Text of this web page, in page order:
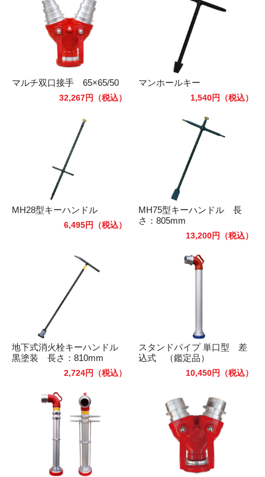
マルチ双口接手 65×65/50
32,267円 （税込）
マンホールキー
1,540円 （税込）
MH28型キーハンドル
6,495円 （税込）
MH75型キーハンドル 長
さ：805mm
13,200円 （税込）
地下式消火栓キーハンドル
黒塗装 長さ：810mm
2,724円 （税込）
スタンドパイプ 単口型 差
込式 （鑑定品）
10,450円 （税込）